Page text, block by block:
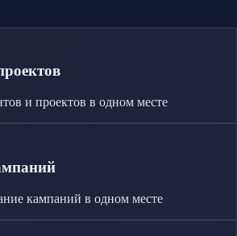
и проектов в одном месте
кампаний в одном месте